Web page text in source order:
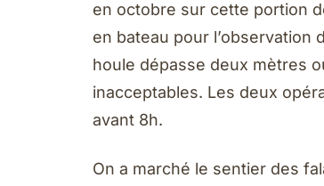
en octobre sur cette portion
en bateau pour l’observation
houle dépasse deux mètres
inacceptables. Les deux
avant 8h.
On a marché le sentier des